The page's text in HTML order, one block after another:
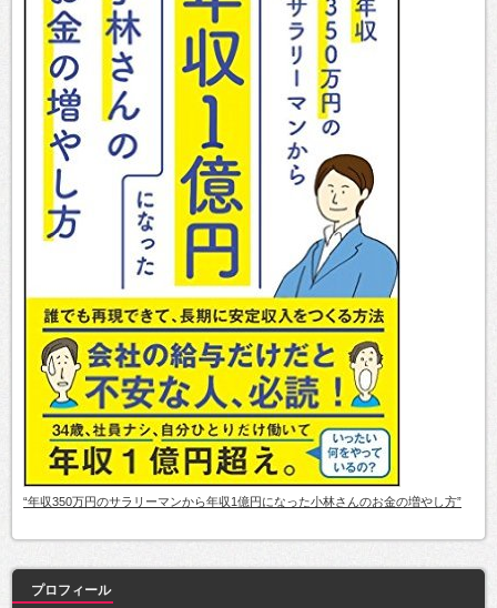
“年収350万円のサラリーマンから年収1億円になった小林さんのお金の増やし方”
プロフィール